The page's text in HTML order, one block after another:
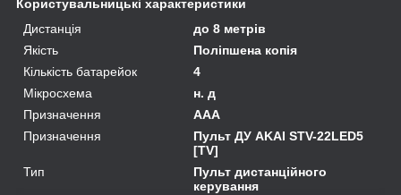
Користувальницькі характеристики
Дистанція
до 8 метрів
Якість
Поліпшена копія
Кількість батарейок
4
Мікросхема
н. д
Призначення
AAA
Призначення
Пульт ДУ AKAI STV-22LED5
[TV]
Тип
Пульт дистанційного
керування